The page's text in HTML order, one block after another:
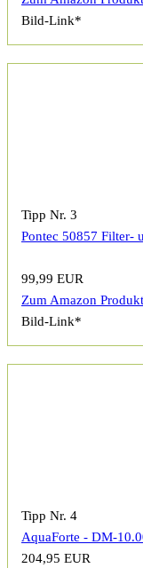
Bild-Link*
Tipp Nr. 3
Pontec 50857 Filter-
99,99 EUR
Zum Amazon
Bild-Link*
Tipp Nr. 4
AquaForte - DM-
204,95 EUR